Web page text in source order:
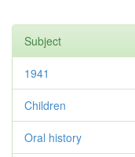
Subject
1941
Children
Oral history